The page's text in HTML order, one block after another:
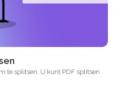
te splitsen. U kunt PDF splitsen